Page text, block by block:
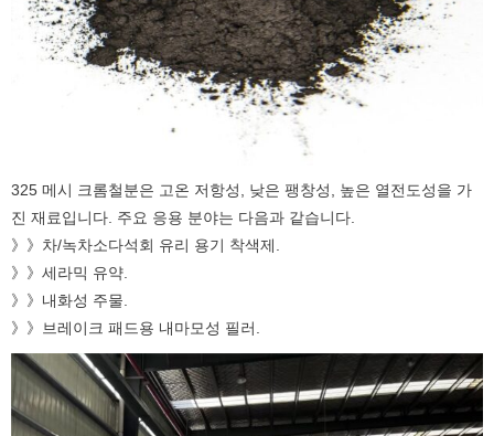
325 메시 크롬철분은 고온 저항성, 낮은 팽창성, 높은 열전도성을 가
진 재료입니다. 주요 응용 분야는 다음과 같습니다.
》》차/녹차소다석회 유리 용기 착색제.
》》세라믹 유약.
》》내화성 주물.
》》브레이크 패드용 내마모성 필러.